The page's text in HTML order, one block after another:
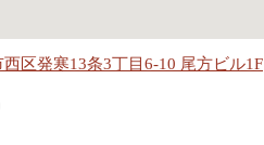
区発寒13条3丁目6-10 尾方ビル1F